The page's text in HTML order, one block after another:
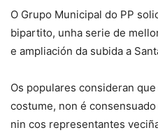
O Grupo Municipal do PP
bipartito, unha serie de
e ampliación da subida a
Os populares consideran
costume, non é
nin cos representantes